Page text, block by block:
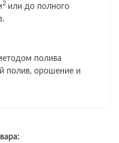
2 или до полного
полива
полив, орошение и